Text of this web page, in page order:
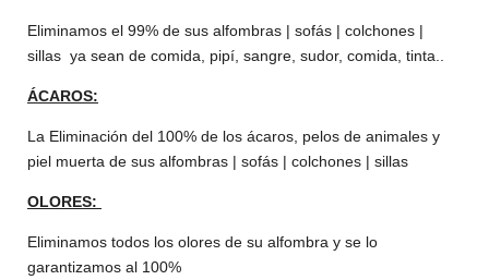
Eliminamos el 99% de sus alfombras | sofás | colchones |
sillas ya sean de comida, pipí, sangre, sudor, comida, tinta..
ÁCAROS:
La Eliminación del 100% de los ácaros, pelos de animales y
piel muerta de sus alfombras | sofás | colchones | sillas
OLORES:
Eliminamos todos los olores de su alfombra y se lo
garantizamos al 100%